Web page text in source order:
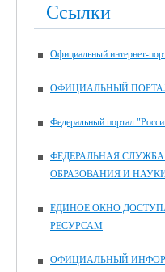
Ссылки
Официальный интернет-
ОФИЦИАЛЬНЫЙ
Федеральный портал
ФЕДЕРАЛЬНАЯ
ОБРАЗОВАНИЯ И
ЕДИНОЕ ОКНО
РЕСУРСАМ
ОФИЦИАЛЬНЫЙ